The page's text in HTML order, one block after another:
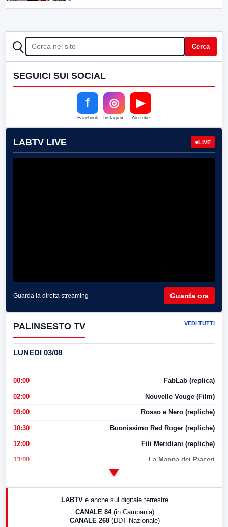
CERCA Cerca
SEGUICI SUI SOCIAL
f
Facebook
◎
Instagram
▶
YouTube
LABTV LIVE LIVE
Guarda la diretta streaming Guarda ora
PALINSESTO TV VEDI TUTTI
LUNEDI 03/08
00:00 FabLab (replica)
02:00 Nouvelle Vouge (Film)
09:00 Rosso e Nero (repliche)
10:30 Buonissimo Red Roger (repliche)
12:00 Fili Meridiani (repliche)
13:00 La Mappa dei Piaceri
LABTV e anche sul digitale terrestre
CANALE 84 (in Campania)
CANALE 268 (DDT Nazionale)